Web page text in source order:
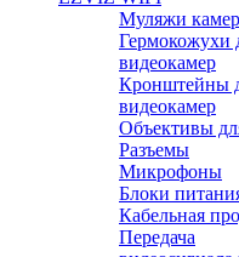
Муляжи камер
Гермокожухи
видеокамер
Кронштейны
видеокамер
Объективы
Разъемы
Микрофоны
Блоки
Кабельная
Передача